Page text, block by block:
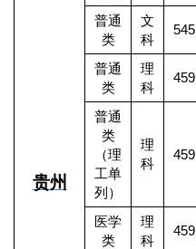
贵州
普通
类
文
科
545
普通
类
理
科
459
普通
类
（理
工单
列）
理
科
459
医学
类
理
科
459